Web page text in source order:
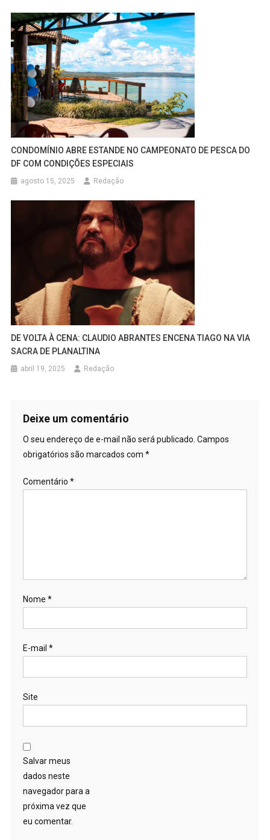
CONDOMÍNIO ABRE ESTANDE NO CAMPEONATO DE PESCA DO
DF COM CONDIÇÕES ESPECIAIS
agosto 15, 2025 Redação
DE VOLTA À CENA: CLAUDIO ABRANTES ENCENA TIAGO NA VIA
SACRA DE PLANALTINA
abril 19, 2025 Redação
Deixe um comentário
O seu endereço de e-mail não será publicado. Campos
obrigatórios são marcados com *
Comentário *
Nome *
E-mail *
Site
Salvar meus
dados neste
navegador para a
próxima vez que
eu comentar.